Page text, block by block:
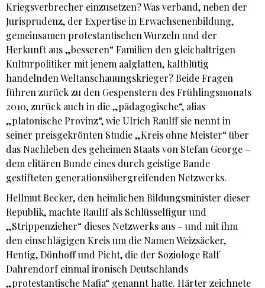
Kriegsverbrecher einzusetzen? Was verband, neben der
Jurisprudenz, der Expertise in Erwachsenenbildung,
gemeinsamen protestantischen Wurzeln und der
Herkunft aus „besseren“ Familien den gleichaltrigen
Kulturpolitiker mit jenem aalglatten, kaltblütig
handelnden Weltanschauungskrieger? Beide Fragen
führen zurück zu den Gespenstern des Frühlingsmonats
2010, zurück auch in die „pädagogische“, alias
„platonische Provinz“, wie Ulrich Raulff sie nennt in
seiner preisgekrönten Studie „Kreis ohne Meister“ über
das Nachleben des geheimen Staats von Stefan George –
dem elitären Bunde eines durch geistige Bande
gestifteten generationsübergreifenden Netzwerks.
Hellmut Becker, den heimlichen Bildungsminister dieser
Republik, machte Raulff als Schlüsselfigur und
„Strippenzieher“ dieses Netzwerks aus – und mit ihm
den einschlägigen Kreis um die Namen Weizsäcker,
Hentig, Dönhoff und Picht, die der Soziologe Ralf
Dahrendorf einmal ironisch Deutschlands
„protestantische Mafia“ genannt hatte. Härter zeichnete